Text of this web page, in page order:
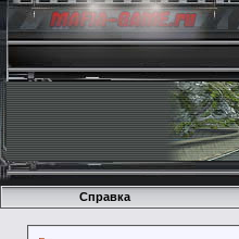
Справка